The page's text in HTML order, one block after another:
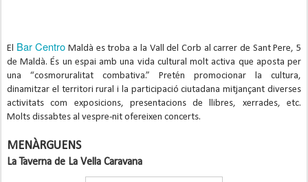
El Bar Centro Maldà es troba a la Vall del Corb al carrer de Sant Pere, 5
de Maldà. És un espai amb una vida cultural molt activa que aposta per
una “cosmoruralitat combativa.” Pretén promocionar la cultura,
dinamitzar el territori rural i la participació ciutadana mitjançant diverses
activitats com exposicions, presentacions de llibres, xerrades, etc.
Molts dissabtes al vespre-nit ofereixen concerts.
MENÀRGUENS
La Taverna de La Vella Caravana